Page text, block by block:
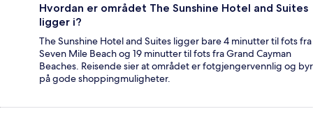
Hvordan er området The Sunshine Hotel and Suites
ligger i?
The Sunshine Hotel and Suites ligger bare 4 minutter til fots fra
Seven Mile Beach og 19 minutter til fots fra Grand Cayman
Beaches. Reisende sier at området er fotgjengervennlig og byr
på gode shoppingmuligheter.